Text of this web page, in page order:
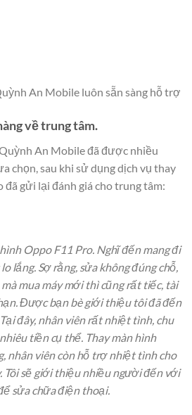
An Mobile luôn sẵn sàng hỗ trợ
về trung tâm.
An Mobile đã được nhiều
chọn, sau khi sử dụng dịch vụ thay
đã gửi lại đánh giá cho trung tâm:
Oppo F11 Pro. Nghĩ đến mang đi
lắng. Sợ rằng, sửa không đúng chỗ,
mua máy mới thì cũng rất tiếc, tài
Được bạn bè giới thiệu tôi đã đến
đây, nhân viên rất nhiệt tình, chu
tiền cụ thể. Thay màn hình
nhân viên còn hỗ trợ nhiệt tình cho
Tôi sẽ giới thiệu nhiều người đến với
sửa chữa điện thoại.